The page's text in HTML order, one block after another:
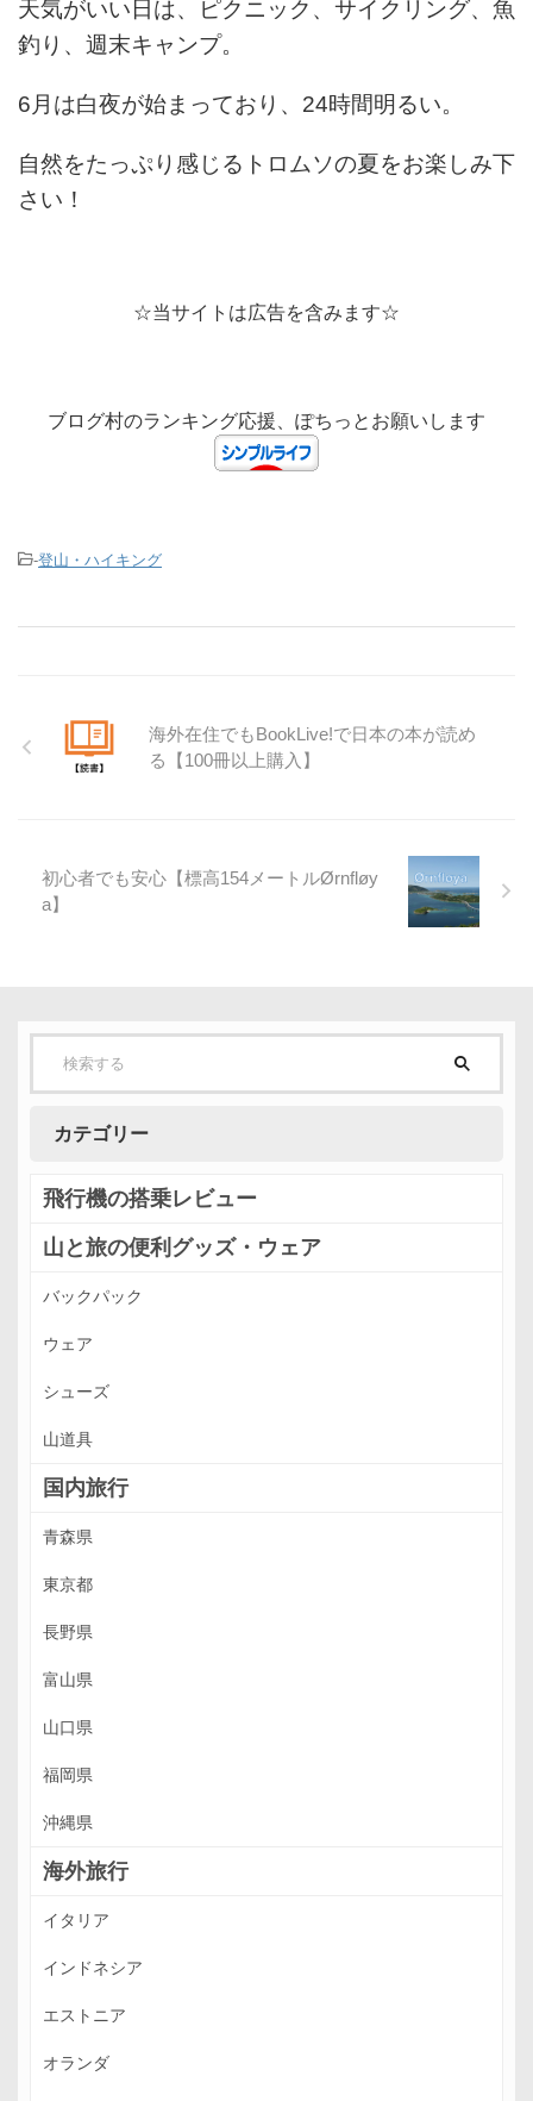
天気がいい日は、ピクニック、サイクリング、魚
釣り、週末キャンプ。
6月は白夜が始まっており、24時間明るい。
自然をたっぷり感じるトロムソの夏をお楽しみ下
さい！
☆当サイトは広告を含みます☆
ブログ村のランキング応援、ぽちっとお願いします
-登山・ハイキング
海外在住でもBookLive!で日本の本が読め
る【100冊以上購入】
初心者でも安心【標高154メートルØrnfløy
a】
カテゴリー
飛行機の搭乗レビュー
山と旅の便利グッズ・ウェア
バックパック
ウェア
シューズ
山道具
国内旅行
青森県
東京都
長野県
富山県
山口県
福岡県
沖縄県
海外旅行
イタリア
インドネシア
エストニア
オランダ